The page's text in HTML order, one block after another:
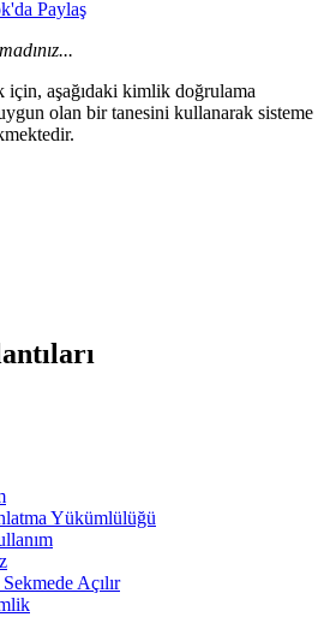
Paylaş
için, aşağıdaki kimlik doğrulama
olan bir tanesini kullanarak sisteme
Yükümlülüğü
Açılır